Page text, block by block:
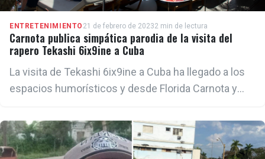
ENTRETENIMIENTO 21 de febrero de 20232 min de lectura
Carnota publica simpática parodia de la visita del
rapero Tekashi 6ix9ine a Cuba
La visita de Tekashi 6ix9ine a Cuba ha llegado a los
espacios humorísticos y desde Florida Carnota y
parodiar al rapero